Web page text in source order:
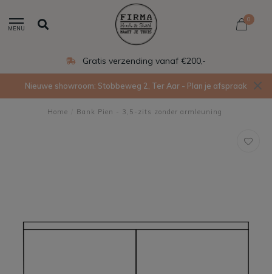
MENU
0
Gratis verzending vanaf €200,-
Nieuwe showroom: Stobbeweg 2, Ter Aar - Plan je afspraak
Home Bank Pien - 3,5-zits zonder armleuning